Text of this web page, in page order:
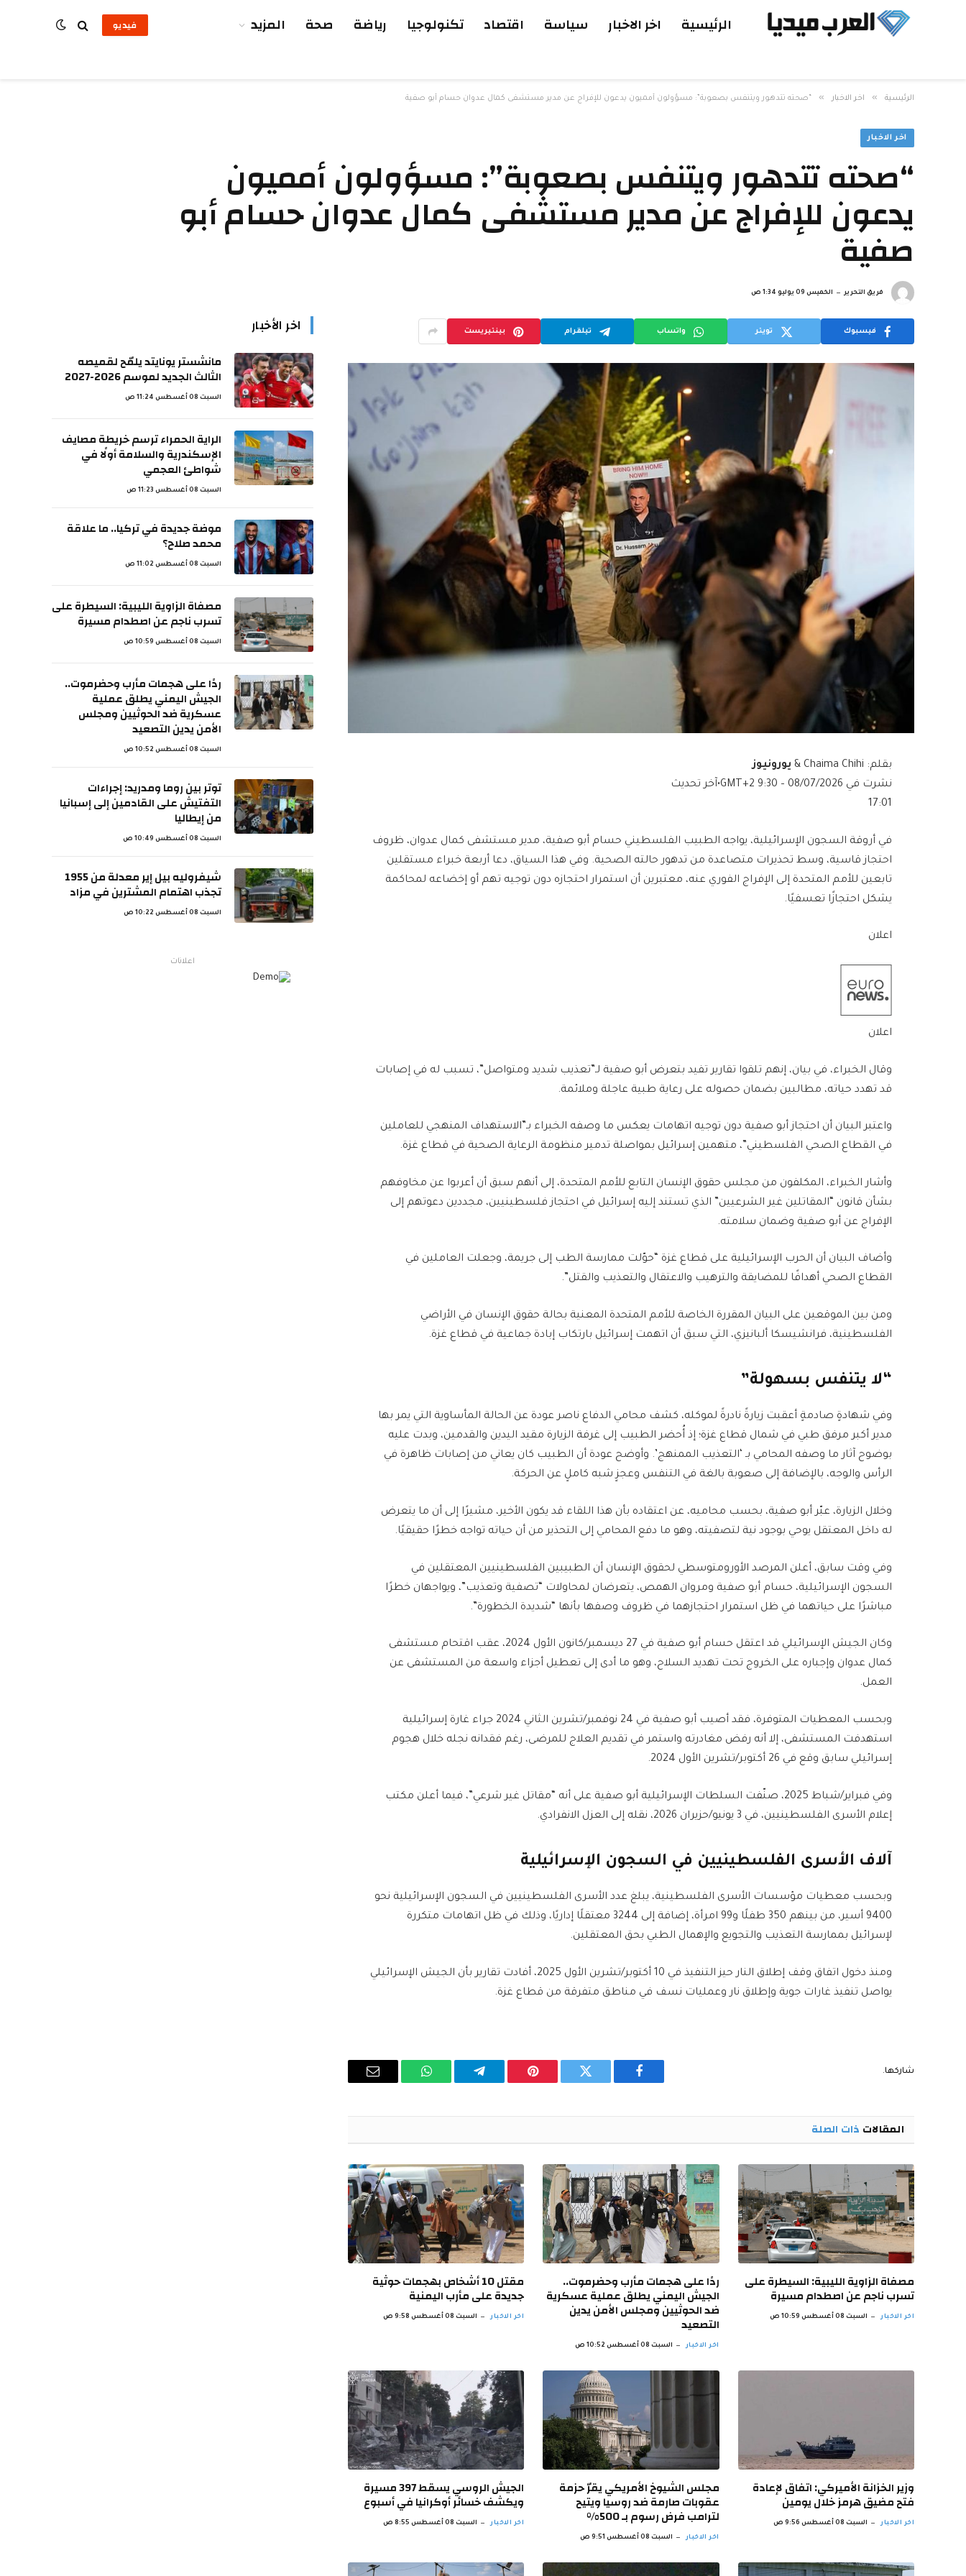
الرئيسية اخر الاخبار سياسة اقتصاد تكنولوجيا رياضة صحة المزيد فيديو
الرئيسية » اخر الاخبار » “صحته تتدهور ويتنفس بصعوبة”: مسؤولون أمميون يدعون للإفراج عن مدير مستشفى كمال عدوان حسام أبو صفية
اخر الاخبار
“صحته تتدهور ويتنفس بصعوبة”: مسؤولون أمميون
يدعون للإفراج عن مدير مستشفى كمال عدوان حسام أبو
صفية
فريق التحرير الخميس 09 يوليو 1:34 ص
فيسبوك تويتر واتساب تيلقرام بينتيريست
بقلم: Chaima Chihi &
يورونيوز
نشرت في 08/07/2026 – 9:30 GMT+2
•آخر تحديث
17:01
في أروقة السجون الإسرائيلية، يواجه الطبيب الفلسطيني حسام أبو صفية، مدير مستشفى كمال عدوان، ظروف
احتجاز قاسية، وسط تحذيرات متصاعدة من تدهور حالته الصحية. وفي هذا السياق، دعا أربعة خبراء مستقلين
تابعين للأمم المتحدة إلى الإفراج الفوري عنه، معتبرين أن استمرار احتجازه دون توجيه تهم أو إخضاعه لمحاكمة
يشكل احتجازًا تعسفيًا.
اعلان
اعلان
وقال الخبراء، في بيان، إنهم تلقوا تقارير تفيد بتعرض أبو صفية لـ”تعذيب شديد ومتواصل”، تسبب له في إصابات
قد تهدد حياته، مطالبين بضمان حصوله على رعاية طبية عاجلة وملائمة.
واعتبر البيان أن احتجاز أبو صفية دون توجيه اتهامات يعكس ما وصفه الخبراء بـ”الاستهداف المنهجي للعاملين
في القطاع الصحي الفلسطيني”، متهمين إسرائيل بمواصلة تدمير منظومة الرعاية الصحية في قطاع غزة.
وأشار الخبراء، المكلفون من مجلس حقوق الإنسان التابع للأمم المتحدة، إلى أنهم سبق أن أعربوا عن مخاوفهم
بشأن قانون “المقاتلين غير الشرعيين” الذي تستند إليه إسرائيل في احتجاز فلسطينيين، مجددين دعوتهم إلى
الإفراج عن أبو صفية وضمان سلامته.
وأضاف البيان أن الحرب الإسرائيلية على قطاع غزة “حوّلت ممارسة الطب إلى جريمة، وجعلت العاملين في
القطاع الصحي أهدافًا للمضايقة والترهيب والاعتقال والتعذيب والقتل”.
ومن بين الموقعين على البيان المقررة الخاصة للأمم المتحدة المعنية بحالة حقوق الإنسان في الأراضي
الفلسطينية، فرانشيسكا ألبانيزي، التي سبق أن اتهمت إسرائيل بارتكاب إبادة جماعية في قطاع غزة.
“لا يتنفس بسهولة”
وفي شهادةٍ صادمةٍ أعقبت زيارةً نادرةً لموكله، كشف محامي الدفاع ناصر عودة عن الحالة المأساوية التي يمر بها
مدير أكبر مرفق طبي في شمال قطاع غزة؛ إذ أُحضر الطبيب إلى غرفة الزيارة مقيد اليدين والقدمين، وبدت عليه
بوضوح آثار ما وصفه المحامي بـ ‘التعذيب الممنهج’. وأوضح عودة أن الطبيب كان يعاني من إصابات ظاهرة في
الرأس والوجه، بالإضافة إلى صعوبة بالغة في التنفس وعجزٍ شبه كاملٍ عن الحركة.
وخلال الزيارة، عبّر أبو صفية، بحسب محاميه، عن اعتقاده بأن هذا اللقاء قد يكون الأخير، مشيرًا إلى أن ما يتعرض
له داخل المعتقل يوحي بوجود نية لتصفيته، وهو ما دفع المحامي إلى التحذير من أن حياته تواجه خطرًا حقيقيًا.
وفي وقت سابق، أعلن المرصد الأورومتوسطي لحقوق الإنسان أن الطبيبين الفلسطينيين المعتقلين في
السجون الإسرائيلية، حسام أبو صفية ومروان الهمص، يتعرضان لمحاولات “تصفية وتعذيب”، ويواجهان خطرًا
مباشرًا على حياتهما في ظل استمرار احتجازهما في ظروف وصفها بأنها “شديدة الخطورة”.
وكان الجيش الإسرائيلي قد اعتقل حسام أبو صفية في 27 ديسمبر/كانون الأول 2024، عقب اقتحام مستشفى
كمال عدوان وإجباره على الخروج تحت تهديد السلاح، وهو ما أدى إلى تعطيل أجزاء واسعة من المستشفى عن
العمل.
وبحسب المعطيات المتوفرة، فقد أصيب أبو صفية في 24 نوفمبر/تشرين الثاني 2024 جراء غارة إسرائيلية
استهدفت المستشفى، إلا أنه رفض مغادرته واستمر في تقديم العلاج للمرضى، رغم فقدانه نجله خلال هجوم
إسرائيلي سابق وقع في 26 أكتوبر/تشرين الأول 2024.
وفي فبراير/شباط 2025، صنّفت السلطات الإسرائيلية أبو صفية على أنه “مقاتل غير شرعي”، فيما أعلن مكتب
إعلام الأسرى الفلسطينيين، في 3 يونيو/حزيران 2026، نقله إلى العزل الانفرادي.
آلاف الأسرى الفلسطينيين في السجون الإسرائيلية
وبحسب معطيات مؤسسات الأسرى الفلسطينية، يبلغ عدد الأسرى الفلسطينيين في السجون الإسرائيلية نحو
9400 أسير، من بينهم 350 طفلًا و99 امرأة، إضافة إلى 3244 معتقلًا إداريًا، وذلك في ظل اتهامات متكررة
لإسرائيل بممارسة التعذيب والتجويع والإهمال الطبي بحق المعتقلين.
ومنذ دخول اتفاق وقف إطلاق النار حيز التنفيذ في 10 أكتوبر/تشرين الأول 2025، أفادت تقارير بأن الجيش الإسرائيلي
يواصل تنفيذ غارات جوية وإطلاق نار وعمليات نسف في مناطق متفرقة من قطاع غزة.
شاركها.
فيسبوك تويتر بينتيريستتيلقرام واتساب
البريد
المقالات ذات الصلة
مصفاة الزاوية الليبية: السيطرة على
تسرب ناجم عن اصطدام مسيرة
اخر الاخبار السبت 08 أغسطس 10:59 ص
ردًا على هجمات مأرب وحضرموت..
الجيش اليمني يطلق عملية عسكرية
ضد الحوثيين ومجلس الأمن يدين
التصعيد
اخر الاخبار السبت 08 أغسطس 10:52 ص
مقتل 10 أشخاص بهجمات حوثية
جديدة على مأرب اليمنية
اخر الاخبار السبت 08 أغسطس 9:58 ص
وزير الخزانة الأميركي: اتفاق لإعادة
فتح مضيق هرمز خلال يومين
اخر الاخبار السبت 08 أغسطس 9:56 ص
مجلس الشيوخ الأمريكي يقرّ حزمة
عقوبات صارمة ضد روسيا ويتيح
لترامب فرض رسوم بـ 500%
اخر الاخبار السبت 08 أغسطس 9:51 ص
الجيش الروسي يسقط 397 مسيرة
ويكشف خسائر أوكرانيا في أسبوع
اخر الاخبار السبت 08 أغسطس 8:55 ص
اخر الأخبار
مانشستر يونايتد يلمّح لقميصه
الثالث الجديد لموسم 2026-2027
السبت 08 أغسطس 11:24 ص
الراية الحمراء ترسم خريطة مصايف
الإسكندرية والسلامة أولًا في
شواطئ العجمي
السبت 08 أغسطس 11:23 ص
موضة جديدة في تركيا.. ما علاقة
محمد صلاح؟
السبت 08 أغسطس 11:02 ص
مصفاة الزاوية الليبية: السيطرة على
تسرب ناجم عن اصطدام مسيرة
السبت 08 أغسطس 10:59 ص
ردًا على هجمات مأرب وحضرموت..
الجيش اليمني يطلق عملية
عسكرية ضد الحوثيين ومجلس
الأمن يدين التصعيد
السبت 08 أغسطس 10:52 ص
توتر بين روما ومدريد: إجراءات
التفتيش على القادمين إلى إسبانيا
من إيطاليا
السبت 08 أغسطس 10:49 ص
شيفروليه بيل إير معدلة من 1955
تجذب اهتمام المشترين في مزاد
السبت 08 أغسطس 10:22 ص
اعلانات